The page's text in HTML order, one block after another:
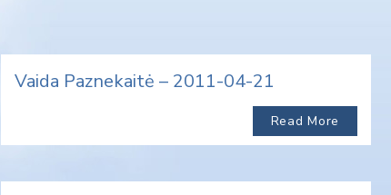
Vaida Paznekaitė – 2011-04-21
Read More